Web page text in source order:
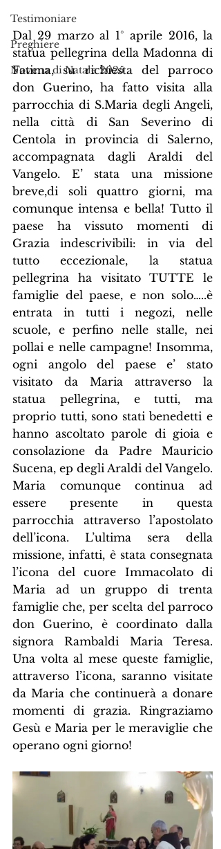
Testimoniare
Preghiere
Novena di Natale 2025
Dal 29 marzo al 1° aprile 2016, la
statua pellegrina della Madonna di
Fatima, su richiesta del parroco
don Guerino, ha fatto visita alla
parrocchia di S.Maria degli Angeli,
nella città di San Severino di
Centola in provincia di Salerno,
accompagnata dagli Araldi del
Vangelo. E’ stata una missione
breve,di soli quattro giorni, ma
comunque intensa e bella! Tutto il
paese ha vissuto momenti di
Grazia indescrivibili: in via del
tutto eccezionale, la statua
pellegrina ha visitato TUTTE le
famiglie del paese, e non solo…..è
entrata in tutti i negozi, nelle
scuole, e perfino nelle stalle, nei
pollai e nelle campagne! Insomma,
ogni angolo del paese e’ stato
visitato da Maria attraverso la
statua pellegrina, e tutti, ma
proprio tutti, sono stati benedetti e
hanno ascoltato parole di gioia e
consolazione da Padre Mauricio
Sucena, ep degli Araldi del Vangelo.
Maria comunque continua ad
essere presente in questa
parrocchia attraverso l’apostolato
dell’icona. L’ultima sera della
missione, infatti, è stata consegnata
l’icona del cuore Immacolato di
Maria ad un gruppo di trenta
famiglie che, per scelta del parroco
don Guerino, è coordinato dalla
signora Rambaldi Maria Teresa.
Una volta al mese queste famiglie,
attraverso l’icona, saranno visitate
da Maria che continuerà a donare
momenti di grazia. Ringraziamo
Gesù e Maria per le meraviglie che
operano ogni giorno!